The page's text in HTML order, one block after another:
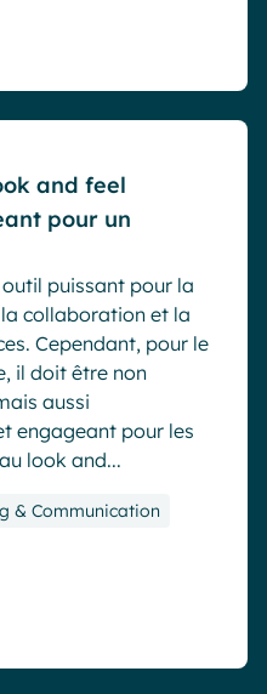
and feel
pour un
puissant pour la
collaboration et la
Cependant, pour le
il doit être non
aussi
engageant pour les
look and...
& Communication